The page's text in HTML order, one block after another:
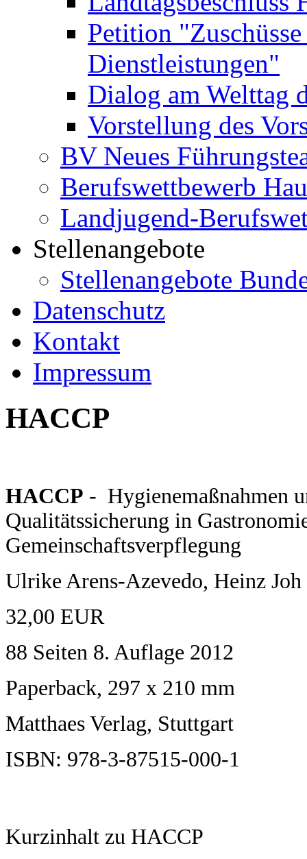
Petition
Dienstleistungen"
Dialog am Welttag
Vorstellung des
BV Neues
Berufswettbewerb
Landjugend-
Stellenangebote
Stellenangebote
Datenschutz
Kontakt
Impressum
HACCP
HACCP - Hygienemaßnahmen
Qualitätssicherung in
Gemeinschaftsverpflegung
Ulrike Arens-Azevedo, Heinz Joh
32,00 EUR
88 Seiten 8. Auflage 2012
Paperback, 297 x 210 mm
Matthaes Verlag, Stuttgart
ISBN: 978-3-87515-000-1
Kurzinhalt zu HACCP